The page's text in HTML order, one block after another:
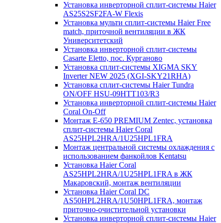
Установка инверторной сплит-системы Haier
AS25S2SF2FA-W Flexis
Установка мульти сплит-системы Haier Free
match, приточной вентиляции в ЖК
Университетский
Установка инверторной сплит-системы
Casarte Eletto, пос. Курганово
Установка сплит-системы XIGMA SKY
Inverter NEW 2025 (XGI-SKY21RHA)
Установка сплит-системы Haier Tundra
ON/OFF HSU-09HTT103/R3
Установка инверторной сплит-системы Haier
Coral On-Off
Монтаж E-650 PREMIUM Zentec, установка
сплит-системы Haier Coral
AS25HPL2HRA/1U25HPL1FRA
Монтаж центральной системы охлаждения с
использованием фанкойлов Kentatsu
Установка Haier Coral
AS25HPL2HRA/1U25HPL1FRA в ЖК
Макаровский, монтаж вентиляции
Установка Haier Coral DC
AS50HPL2HRA/1U50HPL1FRA, монтаж
приточно-очистительной установки
Установка инверторной сплит-системы Haier